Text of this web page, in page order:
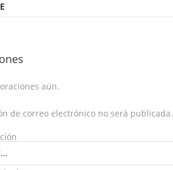
aún.
de correo electrónico no será publicada.